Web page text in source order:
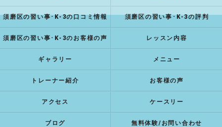
須磨区の習い事･K-3の口コミ情報 須磨区の習い事･K-3の評判
須磨区の習い事･K-3のお客様の声 レッスン内容
ギャラリー メニュー
トレーナー紹介 お客様の声
アクセス ケースリー
ブログ 無料体験/お問い合わせ